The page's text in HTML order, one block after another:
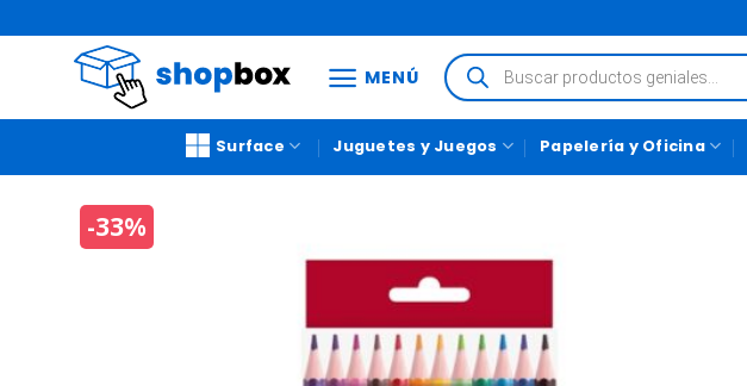
MENÚ
Surface Juguetes y Juegos Papelería y Oficina
-33%